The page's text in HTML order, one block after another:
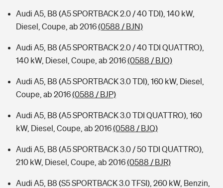
Audi A5, B8 (A5 SPORTBACK 2.0 / 40 TDI), 140 kW,
Diesel, Coupe, ab 2016(0588 / BJN)
Audi A5, B8 (A5 SPORTBACK 2.0 / 40 TDI QUATTRO),
140 kW, Diesel, Coupe, ab 2016(0588 / BJO)
Audi A5, B8 (A5 SPORTBACK 3.0 TDI), 160 kW, Diesel,
Coupe, ab 2016(0588 / BJP)
Audi A5, B8 (A5 SPORTBACK 3.0 TDI QUATTRO), 160
kW, Diesel, Coupe, ab 2016(0588 / BJQ)
Audi A5, B8 (A5 SPORTBACK 3.0 / 50 TDI QUATTRO),
210 kW, Diesel, Coupe, ab 2016(0588 / BJR)
Audi A5, B8 (S5 SPORTBACK 3.0 TFSI), 260 kW, Benzin,